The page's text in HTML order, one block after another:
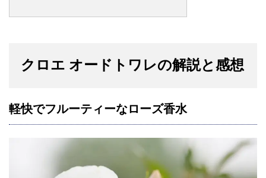
クロエ オードトワレの解説と感想
軽快でフルーティーなローズ香水